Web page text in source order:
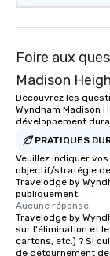
Foire aux
Madison
Découvrez les
Wyndham Madison
développement
PRATIQUES
Veuillez indiquer
objectif/stratégie
Travelodge by
publiquement.
Aucune réponse.
Travelodge by
sur l'élimination et
cartons, etc.) ? Si
de détournement